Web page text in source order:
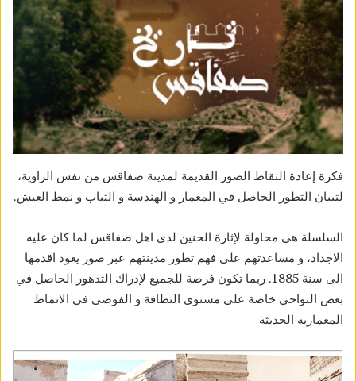
فكرة إعادة التقاط الصور القديمة لمدينة صفاقس من نفس الزاوية،
لتبيان التطور الحاصل في المعمار و الهندسة و الثياب و نمط العيش.
السلسلة هي محاولة لإثارة الحنين لدى اهل صفاقس لما كان عليه
الاجداد، و مساعدتهم على فهم تطور مدينتهم عبر صور يعود اقدمها
الى سنة 1885. ربما تكون فرصة للجميع لإدراك التدهور الحاصل في
بعض النواحي خاصة على مستوى النظافة و الفوضى في الانماط
المعمارية الحديثة